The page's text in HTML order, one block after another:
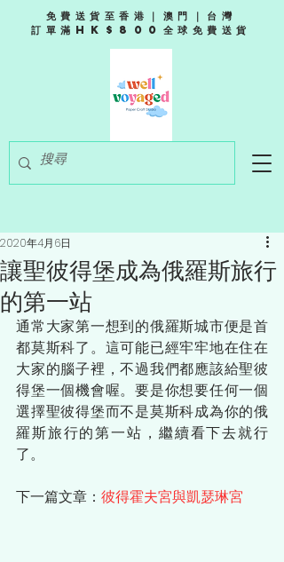
免費送貨至香港｜澳門｜台灣
訂單滿HK$800全球免費送貨
讓聖彼得堡成為俄羅斯旅行
的第一站
2020年4月6日
通常大家第一想到的俄羅斯城市便是首
都莫斯科了。這可能已經牢牢地在住在
大家的腦子裡，不過我們都應該給聖彼
得堡一個機會喔。要是你想要任何一個
選擇聖彼得堡而不是莫斯科成為你的俄
羅斯旅行的第一站，繼續看下去就行
了。
下一篇文章： 彼得霍夫宮與凱瑟琳宮